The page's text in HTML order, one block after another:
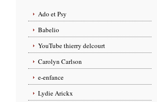
Ado et Psy
Babelio
YouTube thierry delcourt
Carolyn Carlson
e-enfance
Lydie Arickx